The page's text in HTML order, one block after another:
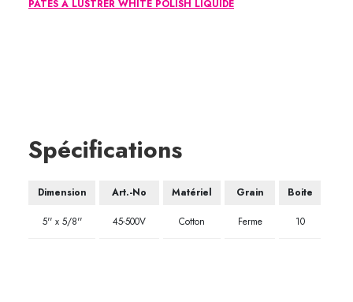
PÂTES À LUSTRER WHITE POLISH LIQUIDE
Spécifications
Dimension Art.-No Matériel Grain Boite
5'' x 5/8'' 45-500V Cotton Ferme 10